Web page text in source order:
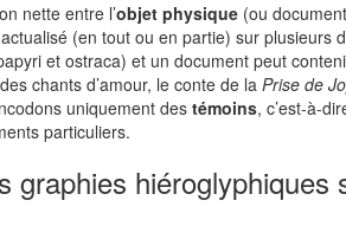
nette entre l’objet physique (ou
(en tout ou en partie) sur plusieurs
et ostraca) et un document peut
chants d’amour, le conte de la Prise de
uniquement destémoins, c’est-à-
particuliers.
graphies hiéroglyphiques